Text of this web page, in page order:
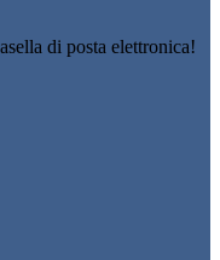
di posta elettronica!